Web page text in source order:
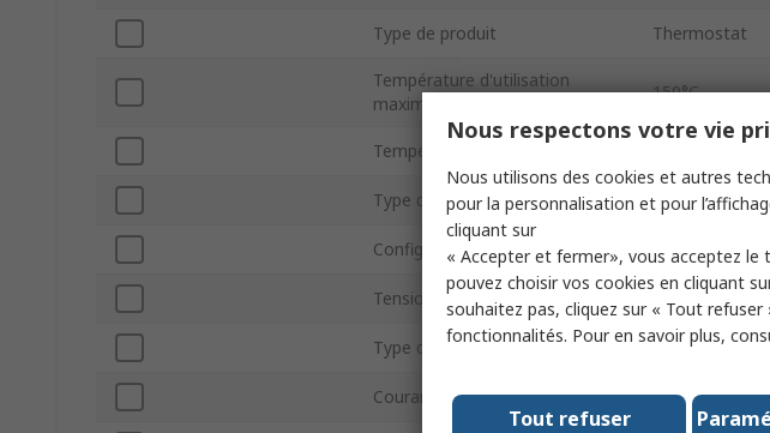
Type de produit Thermostat
Température d'utilisation
maximum
150°C
Température de fermeture
Type de thermostat Bimétallique
Configuration de contact SPST
Tension de contact CA 250V c.a.
Type de terminaison Cosse à
Courant de contact 10A
Nous respectons votre vie
Nous utilisons des cookies et autres
pour la personnalisation et pour
cliquant sur
« Accepter et fermer», vous acceptez
pouvez choisir vos cookies en cliquant
souhaitez pas, cliquez sur « Tout refuser
fonctionnalités. Pour en savoir plus,
Tout refuser